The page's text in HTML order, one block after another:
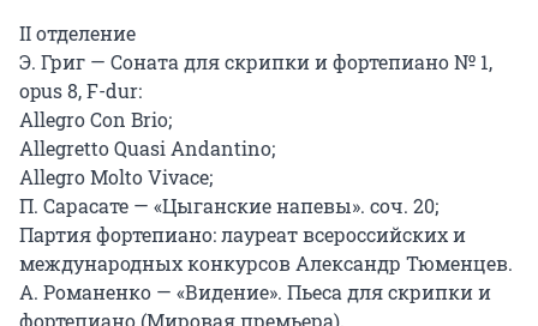
II отделение
Э. Григ — Соната для скрипки и фортепиано № 1,
opus 8, F-dur:
Allegro Con Brio;
Allegretto Quasi Andantino;
Allegro Molto Vivace;
П. Сарасате — «Цыганские напевы». соч. 20;
Партия фортепиано: лауреат всероссийских и
международных конкурсов Александр Тюменцев.
А. Романенко — «Видение». Пьеса для скрипки и